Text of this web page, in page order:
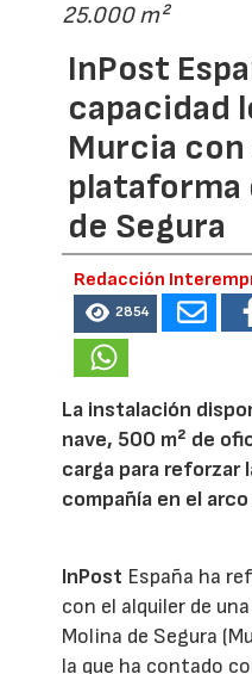
25.000 m²
InPost
capacidad
Murcia con
plataforma
de Segura
Redacción
2854
La instalación
nave, 500 m² de
carga para reforzar
compañía en el
InPost España ha
con el alquiler de
Molina de Segura
la que ha contado